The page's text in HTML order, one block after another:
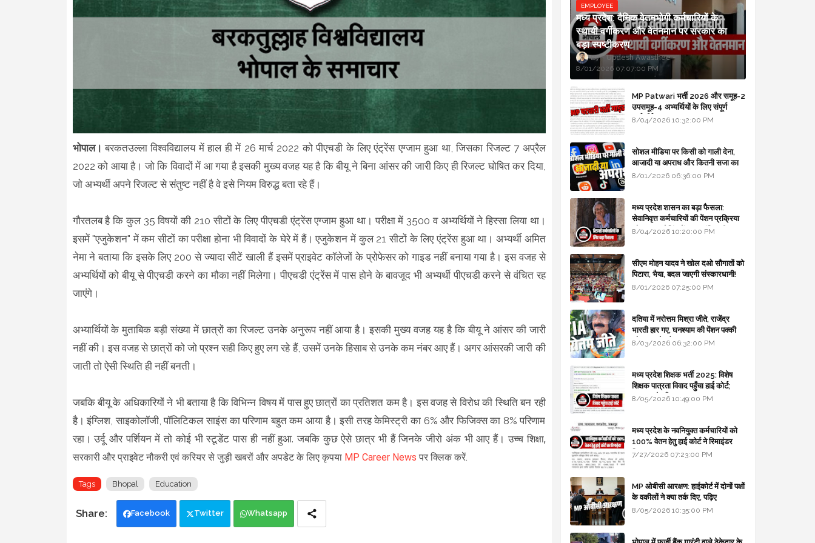
भोपाल। बरकतउल्ला विश्वविद्यालय में हाल ही में 26 मार्च 2022 को पीएचडी के लिए एंट्रेंस एग्जाम हुआ था, जिसका रिजल्ट 7 अप्रैल
2022 को आया है। जो कि विवादों में आ गया है इसकी मुख्य वजह यह है कि बीयू ने बिना आंसर की जारी किए ही रिजल्ट घोषित कर दिया,
जो अभ्यर्थी अपने रिजल्ट से संतुष्ट नहीं है वे इसे नियम विरुद्ध बता रहे हैं।
गौरतलब है कि कुल 35 विषयों की 210 सीटों के लिए पीएचडी एंट्रेंस एग्जाम हुआ था। परीक्षा में 3500 व अभ्यर्थियों ने हिस्सा लिया था।
इसमें "एजुकेशन" में कम सीटों का परीक्षा होना भी विवादों के घेरे में हैं। एजुकेशन में कुल 21 सीटों के लिए एंट्रेंस हुआ था। अभ्यर्थी अमित
नेमा ने बताया कि इसके लिए 200 से ज्यादा सीटें खाली हैं इसमें प्राइवेट कॉलेजों के प्रोफेसर को गाइड नहीं बनाया गया है। इस वजह से
अभ्यर्थियों को बीयू से पीएचडी करने का मौका नहीं मिलेगा। पीएचडी एंट्रेंस में पास होने के बावजूद भी अभ्यर्थी पीएचडी करने से वंचित रह
जाएंगे।
अभ्यार्थियों के मुताबिक बड़ी संख्या में छात्रों का रिजल्ट उनके अनुरूप नहीं आया है। इसकी मुख्य वजह यह है कि बीयू ने आंसर की जारी
नहीं की। इस वजह से छात्रों को जो प्रश्न सही किए हुए लग रहे हैं, उसमें उनके हिसाब से उनके कम नंबर आए हैं। अगर आंसरकी जारी की
जाती तो ऐसी स्थिति ही नहीं बनती।
जबकि बीयू के अधिकारियों ने भी बताया है कि विभिन्न विषय में पास हुए छात्रों का प्रतिशत कम है। इस वजह से विरोध की स्थिति बन रही
है। इंग्लिश, साइकोलॉजी, पॉलिटिकल साइंस का परिणाम बहुत कम आया है। इसी तरह केमिस्ट्री का 6% और फिजिक्स का 8% परिणाम
रहा। उर्दू और पर्शियन में तो कोई भी स्टूडेंट पास ही नहीं हुआ. जबकि कुछ ऐसे छात्र भी हैं जिनके जीरो अंक भी आए हैं। उच्च शिक्षा,
सरकारी और प्राइवेट नौकरी एवं करियर से जुड़ी खबरों और अपडेट के लिए कृपया MP Career News पर क्लिक करें.
Tags Bhopal Education
Facebook Twitter Whatsapp
EMPLOYEE
मध्य प्रदेश: दैनिक वेतनभोगी कर्मचारियों के
स्थायी वर्गीकरण और वेतनमान पर सरकार का
बड़ा स्पष्टीकरण
Updesh Awasthee
8/01/2026 07:07:00 PM
MP Patwari भर्ती 2026 और समूह-2
उपसमूह-4 अभ्यर्थियों के लिए संपूर्ण
मार्गदर्शिका
8/04/2026 10:32:00 PM
सोशल मीडिया पर किसी को गाली देना,
आजादी या अपराध और कितनी सजा का
प्रावधान - free legal advice
8/01/2026 06:36:00 PM
मध्य प्रदेश शासन का बड़ा फैसला:
सेवानिवृत्त कर्मचारियों की पेंशन प्रक्रिया
और बजट कोडिंग में हुए क्रांतिकारी
8/04/2026 10:20:00 PM
सीएम मोहन यादव ने खोल दओ सौगातों को
पिटारा, भैया, बदल जाएगी संस्कारधानी!
8/01/2026 07:25:00 PM
दतिया में नरोत्तम मिश्रा जीते, राजेंद्र
भारती हार गए, घनश्याम की पेंशन पक्की
और आशुतोष बैक टू...
8/03/2026 06:32:00 PM
मध्य प्रदेश शिक्षक भर्ती 2025: विशेष
शिक्षक पात्रता विवाद पहुँचा हाई कोर्ट;
सरकार से माँगा जवाब
8/05/2026 10:49:00 PM
मध्य प्रदेश के नवनियुक्त कर्मचारियों को
100% वेतन हेतु हाई कोर्ट ने रिमाइंडर
लिखा
7/27/2026 07:23:00 PM
MP ओबीसी आरक्षण: हाईकोर्ट में दोनों पक्षों
के वकीलों ने क्या तर्क दिए, पढ़िए
8/05/2026 10:35:00 PM